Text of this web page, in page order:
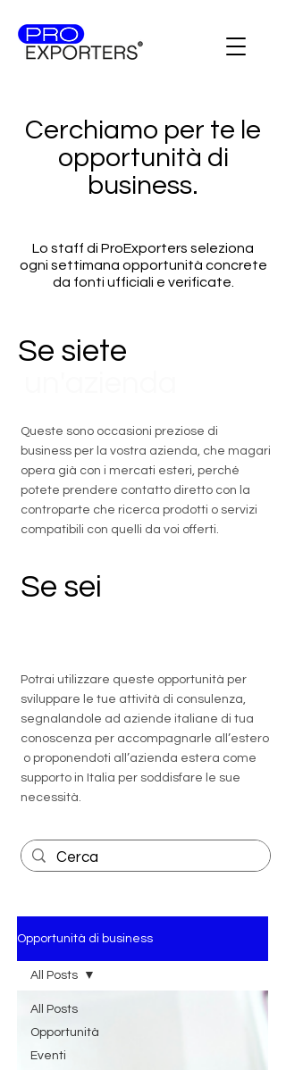
Cerchiamo per te le
opportunità di
business.
Lo staff di ProExporters seleziona
ogni settimana opportunità concrete
da fonti ufficiali e verificate.
Se siete
Queste sono occasioni preziose di
business per la vostra azienda, che magari
opera già con i mercati esteri, perché
potete prendere contatto diretto con la
controparte che ricerca prodotti o servizi
compatibili con quelli da voi offerti.
Se sei
Potrai utilizzare queste opportunità per
sviluppare le tue attività di consulenza,
segnalandole ad aziende italiane di tua
conoscenza per accompagnarle all’estero
o proponendoti all’azienda estera come
supporto in Italia per soddisfare le sue
necessità.
Opportunità di business
All Posts
Opportunità
Eventi
All Posts